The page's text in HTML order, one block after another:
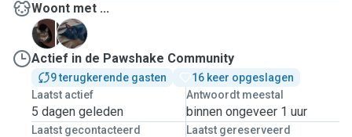
Woont met ...
I
O
Actief in de Pawshake Community
9 terugkerende gasten
16 keer opgeslagen
Laatst actief
5 dagen geleden
Antwoordt meestal
binnen ongeveer 1 uur
Laatst gecontacteerd Laatst gereserveerd